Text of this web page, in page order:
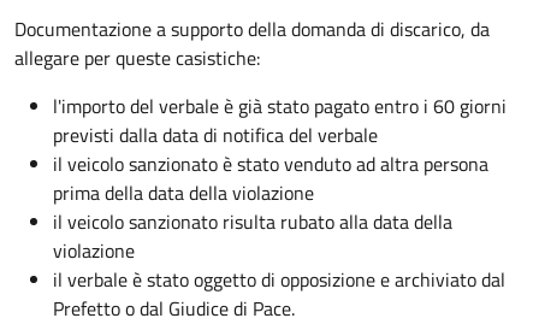
Documentazione a supporto della domanda di discarico, da
allegare per queste casistiche:
l'importo del verbale è già stato pagato entro i 60 giorni
previsti dalla data di notifica del verbale
il veicolo sanzionato è stato venduto ad altra persona
prima della data della violazione
il veicolo sanzionato risulta rubato alla data della
violazione
il verbale è stato oggetto di opposizione e archiviato dal
Prefetto o dal Giudice di Pace.